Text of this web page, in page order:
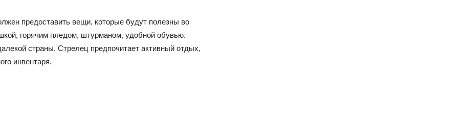
предоставить вещи, которые будут полезны во
горячим пледом, штурманом, удобной обувью.
страны. Стрелец предпочитает активный отдых,
инвентаря.